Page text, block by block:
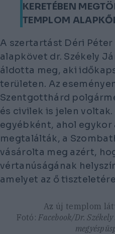
KERETÉBEN
TEMPLOM
A szertartást Déri
alapkövet dr. Székely
áldotta meg, aki
területen. Az
Szentgotthárd
és civilek is jelen
egyébként, ahol
megtalálták, a
vásárolta meg azért,
vértanúságának
amelyet az ő
Az új templom
Fotó: Facebook/Dr.